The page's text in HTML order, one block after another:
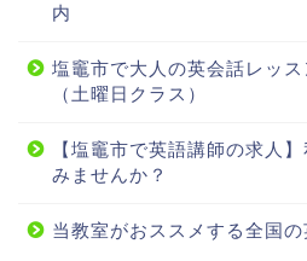
内
塩竈市で大人の英会話レッ
（土曜日クラス）
【塩竈市で英語講師の求人
みませんか？
当教室がおススメする全国